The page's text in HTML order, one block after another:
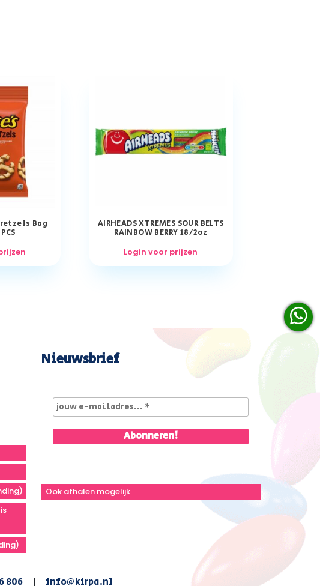
Bag AIRHEADS XTREMES SOUR BELTS
RAINBOW BERRY 18/2oz
Login voor prijzen
Nieuwsbrief
Ook afhalen mogelijk
806 | info@kirpa.nl